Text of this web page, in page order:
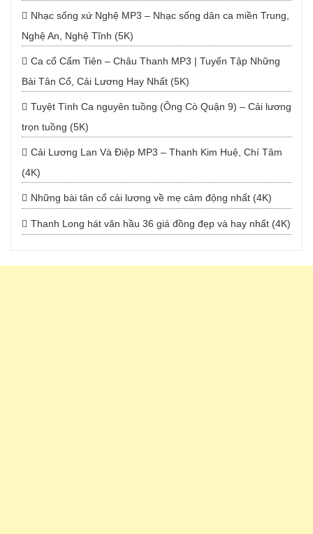
Nhạc sống xứ Nghệ MP3 – Nhạc sống dân ca miền Trung,
Nghệ An, Nghệ Tĩnh (5K)
Ca cổ Cẩm Tiên – Châu Thanh MP3 | Tuyển Tập Những
Bài Tân Cổ, Cải Lương Hay Nhất (5K)
Tuyệt Tình Ca nguyên tuồng (Ông Cò Quận 9) – Cải lương
trọn tuồng (5K)
Cải Lương Lan Và Điệp MP3 – Thanh Kim Huệ, Chí Tâm
(4K)
Những bài tân cổ cải lương về mẹ cảm động nhất (4K)
Thanh Long hát văn hầu 36 giá đồng đẹp và hay nhất (4K)